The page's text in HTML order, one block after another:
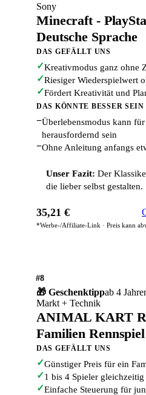
Sony
Minecraft -
Deutsche Sprache
DAS GEFÄLLT UNS
✓Kreativmodus ganz ohne
✓Riesiger Wiederspielwert
✓Fördert Kreativität und
DAS KÖNNTE BESSER SEIN
−Überlebensmodus kann
herausfordernd sein
−Ohne Anleitung anfangs
Unser Fazit: Der
die lieber selbst gestalten.
35,21 €
*Werbe-/Affiliate-Link · Preis kann
#8
🎁 Geschenktippab 4
Markt + Technik
ANIMAL KART
Familien
DAS GEFÄLLT UNS
✓Günstiger Preis für ein
✓1 bis 4 Spieler
✓Einfache Steuerung für